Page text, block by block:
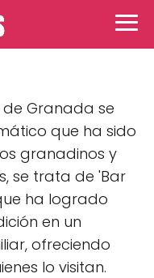
Granada se
que ha sido
granadinos y
se trata de 'Bar
ha logrado
en un
ofreciendo
lo visitan.